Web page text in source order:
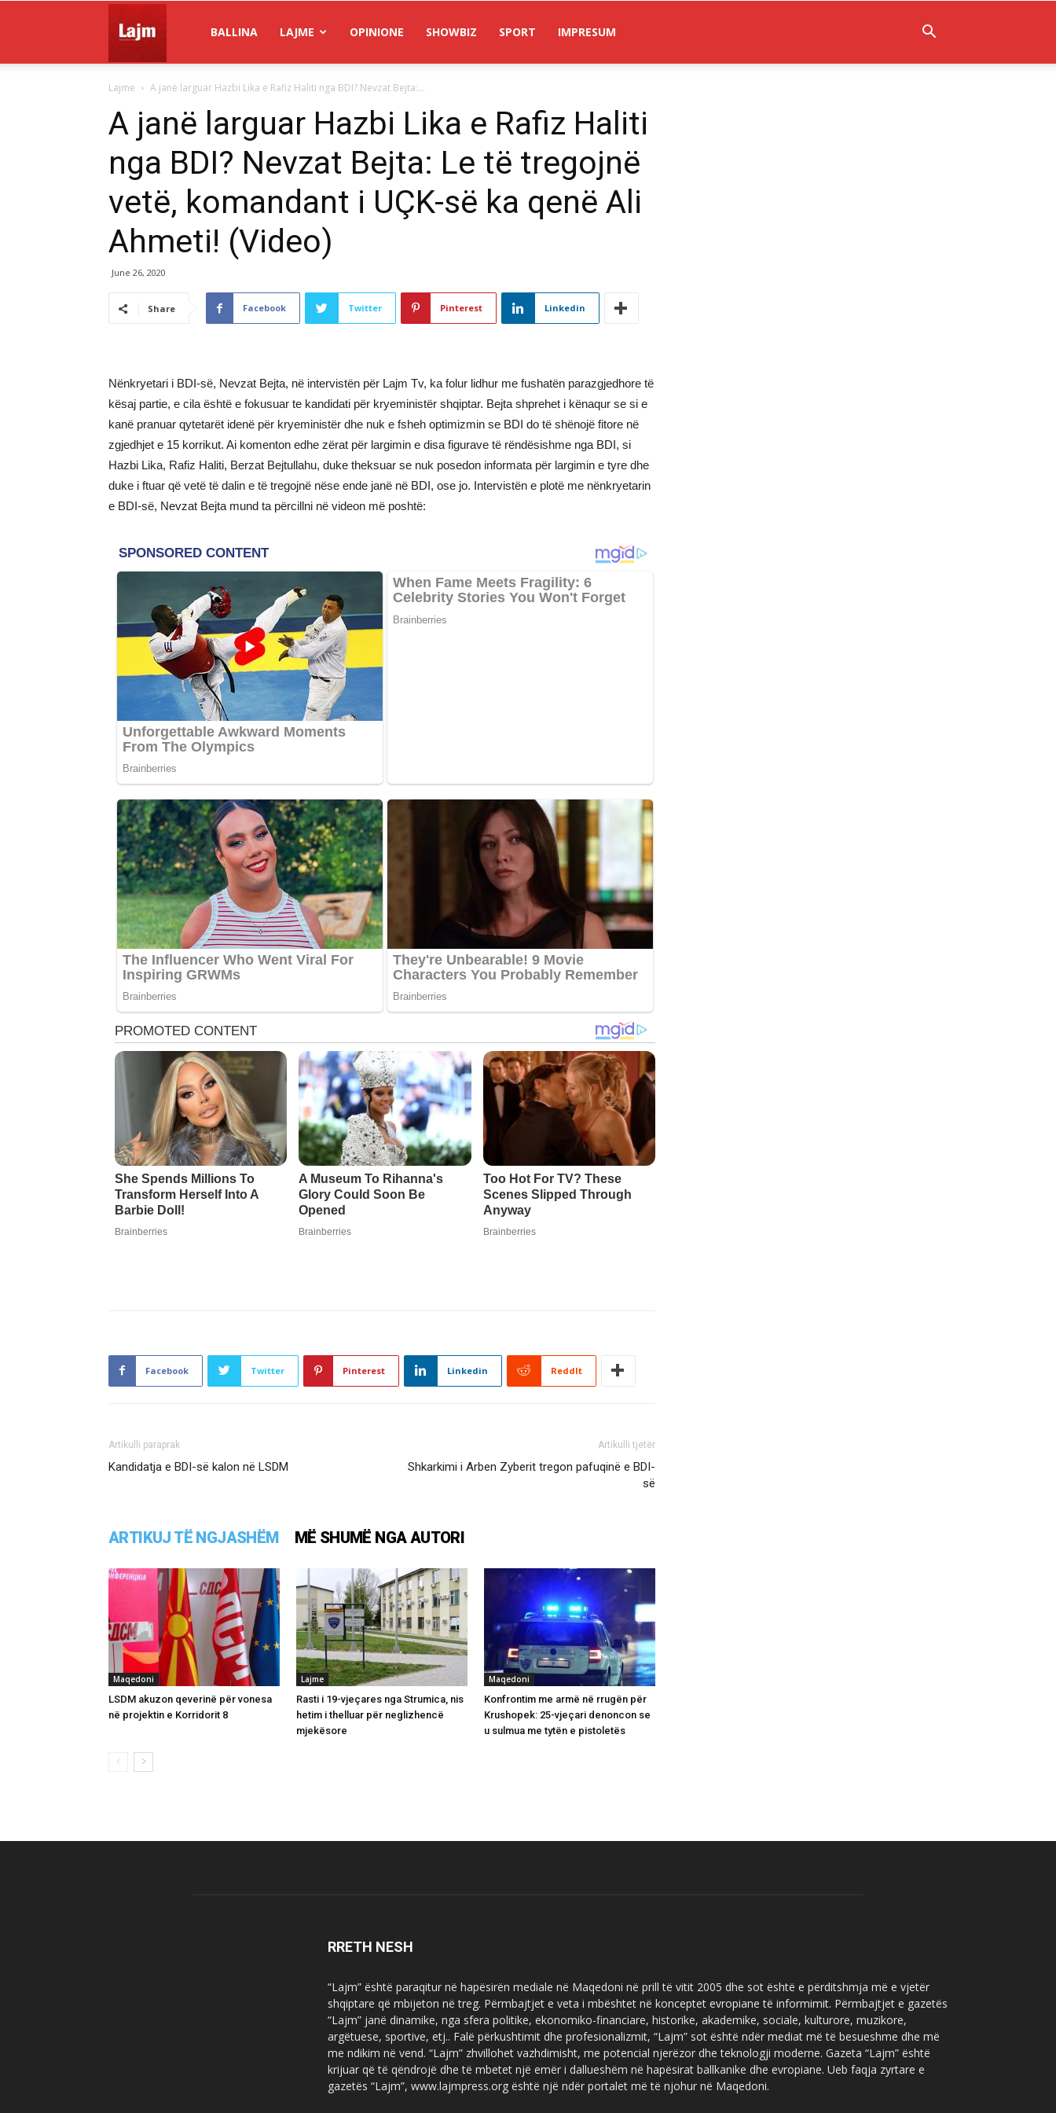
Lajm
BALLINA LAJME OPINIONE SHOWBIZ SPORT IMPRESUM
Lajme A janë larguar Hazbi Lika e Rafiz Haliti nga BDI? Nevzat Bejta:...
A janë larguar Hazbi Lika e Rafiz Haliti
nga BDI? Nevzat Bejta: Le të tregojnë
vetë, komandant i UÇK-së ka qenë Ali
Ahmeti! (Video)
June 26, 2020
Share Facebook Twitter Pinterest Linkedin
Nënkryetari i BDI-së, Nevzat Bejta, në intervistën për Lajm Tv, ka folur lidhur me fushatën parazgjedhore të
kësaj partie, e cila është e fokusuar te kandidati për kryeministër shqiptar. Bejta shprehet i kënaqur se si e
kanë pranuar qytetarët idenë për kryeministër dhe nuk e fsheh optimizmin se BDI do të shënojë fitore në
zgjedhjet e 15 korrikut. Ai komenton edhe zërat për largimin e disa figurave të rëndësishme nga BDI, si
Hazbi Lika, Rafiz Haliti, Berzat Bejtullahu, duke theksuar se nuk posedon informata për largimin e tyre dhe
duke i ftuar që vetë të dalin e të tregojnë nëse ende janë në BDI, ose jo. Intervistën e plotë me nënkryetarin
e BDI-së, Nevzat Bejta mund ta përcillni në videon më poshtë:
Facebook Twitter Pinterest Linkedin ReddIt
Artikulli paraprak
Kandidatja e BDI-së kalon në LSDM
Artikulli tjetër
Shkarkimi i Arben Zyberit tregon pafuqinë e BDI-
së
ARTIKUJ TË NGJASHËM MË SHUMË NGA AUTORI
Maqedoni
LSDM akuzon qeverinë për vonesa
në projektin e Korridorit 8
Lajme
Rasti i 19-vjeçares nga Strumica, nis
hetim i thelluar për neglizhencë
mjekësore
Maqedoni
Konfrontim me armë në rrugën për
Krushopek: 25-vjeçari denoncon se
u sulmua me tytën e pistoletës
RRETH NESH
“Lajm” është paraqitur në hapësirën mediale në Maqedoni në prill të vitit 2005 dhe sot është e përditshmja më e vjetër
shqiptare që mbijeton në treg. Përmbajtjet e veta i mbështet në konceptet evropiane të informimit. Përmbajtjet e gazetës
“Lajm” janë dinamike, nga sfera politike, ekonomiko-financiare, historike, akademike, sociale, kulturore, muzikore,
argëtuese, sportive, etj.. Falë përkushtimit dhe profesionalizmit, “Lajm” sot është ndër mediat më të besueshme dhe më
me ndikim në vend. “Lajm” zhvillohet vazhdimisht, me potencial njerëzor dhe teknologji moderne. Gazeta “Lajm” është
krijuar që të qëndrojë dhe të mbetet një emër i dallueshëm në hapësirat ballkanike dhe evropiane. Ueb faqja zyrtare e
gazetës “Lajm”, www.lajmpress.org është një ndër portalet më të njohur në Maqedoni.